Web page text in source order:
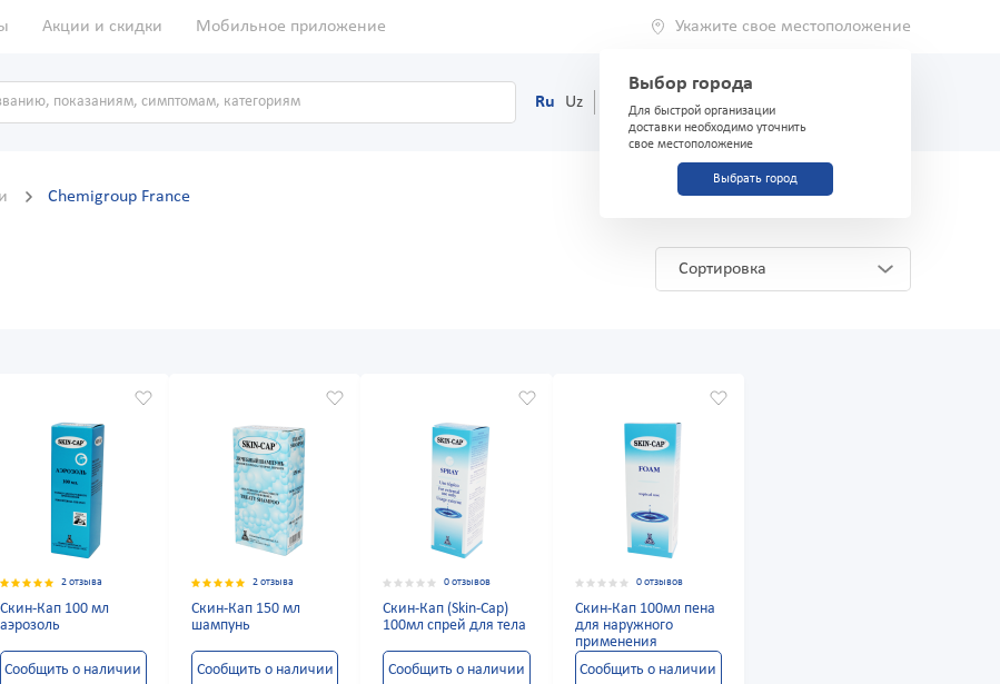
Акции и скидки Мобильное приложение Укажите свое местоположение
Выбор города
Для быстрой организации
доставки необходимо уточнить
свое местоположение
Выбрать город
Ru Uz (71) 200-03-03
Chemigroup France
Сортировка
2 отзыва
Скин-Кап 100 мл
аэрозоль
Сообщить о наличии
2 отзыва
Скин-Кап 150 мл
шампунь
Сообщить о наличии
0 отзывов
Скин-Кап (Skin-Cap)
100мл спрей для тела
Сообщить о наличии
0 отзывов
Скин-Кап 100мл пена
для наружного
применения
Сообщить о наличии